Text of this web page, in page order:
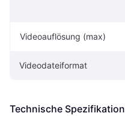
Videoauflösung (max)
Videodateiformat
Technische